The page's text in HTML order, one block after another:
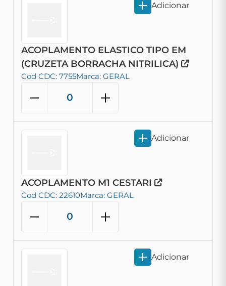
ACOPLAMENTO ELASTICO TIPO EM
(CRUZETA BORRACHA NITRILICA)
Cod CDC: 7755Marca: GERAL
Adicionar
ACOPLAMENTO M1 CESTARI
Cod CDC: 22610Marca: GERAL
Adicionar
Adicionar